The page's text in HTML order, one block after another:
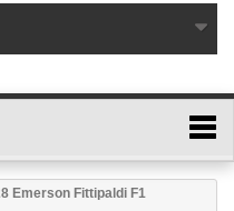
Emerson Fittipaldi F1